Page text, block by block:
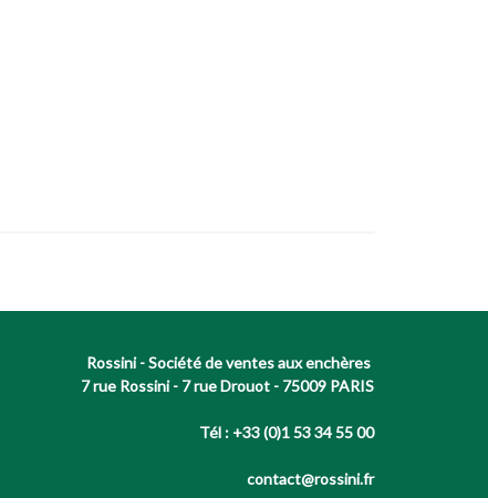
Rossini - Société de ventes aux enchères
7 rue Rossini - 7 rue Drouot - 75009 PARIS
Tél : +33 (0)1 53 34 55 00
contact@rossini.fr